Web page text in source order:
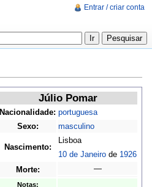
Júlio Pomar
Nacionalidade: portuguesa
Sexo:
masculino
Nascimento:
Lisboa
10 de Janeiro de 1926
Morte:
—
Notas:
Entrar / criar conta